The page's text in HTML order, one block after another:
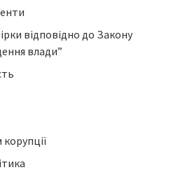
відповідно до Закону
влади”